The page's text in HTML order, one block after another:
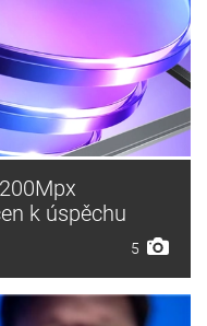
k úspěchu
5